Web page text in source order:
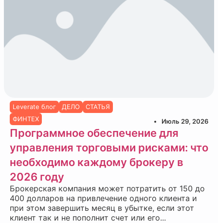
Leverate блог ДЕЛО
СТАТЬЯ
ФИНТЕХ
Июль 29, 2026
Программное обеспечение для
управления торговыми рисками: что
необходимо каждому брокеру в
2026 году
Брокерская компания может потратить от 150 до
400 долларов на привлечение одного клиента и
при этом завершить месяц в убытке, если этот
клиент так и не пополнит счет или его...